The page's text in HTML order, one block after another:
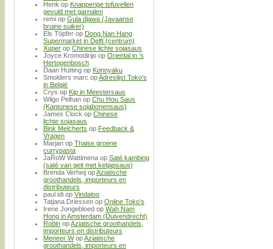
Henk op Knapperige tofuvellen
gevuld met garnalen
remi op Gula djawa (Javaanse
bruine suiker)
Els Töpfer op Dong Nan Hang
Supermarket in Delft (centrum)
Xuper op Chinese lichte sojasaus
Joyce Kromodirijo op Oriental in ’s
Hertogenbosch
Daan Hutting op Konnyaku
Smolders marc opAdreslijst Toko’s
in België
Crys op Kip in Meestersaus
Wilgo Pelhan op Chu Hou Saus
(Kantonese sojabonensaus)
James Clock op Chinese
lichte sojasaus
Bink Melcherts op Feedback &
Vragen
Marjan op Thaise groene
currypasta
JaRoW Wattimena op Saté kambing
(saté van geit met ketjapsaus)
Brenda Verheij opAziatische
groothandels, importeurs en
distributeurs
paul idi op Vindaloo
Tatjana Driessen op Online Toko’s
Irene Jongebloed op Wah Nam
Hong in Amsterdam (Duivendrecht)
Robin opAziatische groothandels,
importeurs en distributeurs
Meneer WopAziatische
groothandels, importeurs en